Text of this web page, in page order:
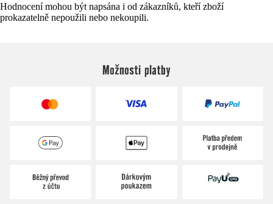
Hodnocení mohou být napsána i od zákazníků, kteří zboží
prokazatelně nepoužili nebo nekoupili.
Možnosti platby